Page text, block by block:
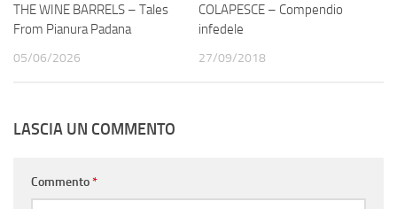
THE WINE BARRELS – Tales
From Pianura Padana
05/06/2026
COLAPESCE – Compendio
infedele
27/09/2018
LASCIA UN COMMENTO
Commento*